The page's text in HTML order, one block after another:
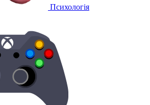
Психологія